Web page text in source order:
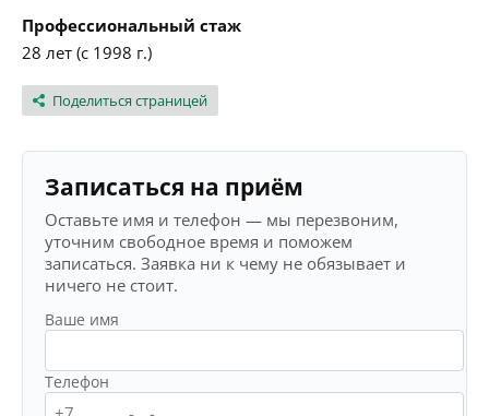
Профессиональный стаж
28 лет (с 1998 г.)
Поделиться страницей
Записаться на приём
Оставьте имя и телефон — мы перезвоним,
уточним свободное время и поможем
записаться. Заявка ни к чему не обязывает и
ничего не стоит.
Ваше имя
Телефон